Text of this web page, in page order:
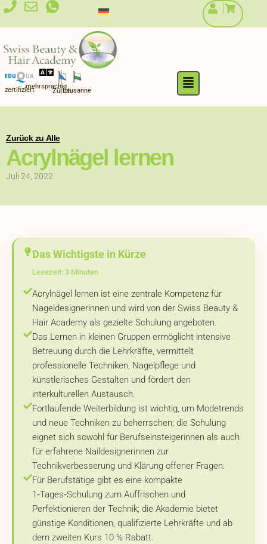
Zum
zertifiziertmehrsprachig
ZürichLausanne
Flyout
Menu
Zurück zu Alle
Acrylnägel lernen
Juli 24, 2022
Das Wichtigste in Kürze
Lesezeit: 3 Minuten
Acrylnägel lernen ist eine zentrale Kompetenz für
Nageldesignerinnen und wird von der Swiss Beauty &
Hair Academy als gezielte Schulung angeboten.
Das Lernen in kleinen Gruppen ermöglicht intensive
Betreuung durch die Lehrkräfte, vermittelt
professionelle Techniken, Nagelpflege und
künstlerisches Gestalten und fördert den
interkulturellen Austausch.
Fortlaufende Weiterbildung ist wichtig, um Modetrends
und neue Techniken zu beherrschen; die Schulung
eignet sich sowohl für Berufseinsteigerinnen als auch
für erfahrene Naildesignerinnen zur
Technikverbesserung und Klärung offener Fragen.
Für Berufstätige gibt es eine kompakte
1‑Tages‑Schulung zum Auffrischen und
Perfektionieren der Technik; die Akademie bietet
günstige Konditionen, qualifizierte Lehrkräfte und ab
dem zweiten Kurs 10 % Rabatt.